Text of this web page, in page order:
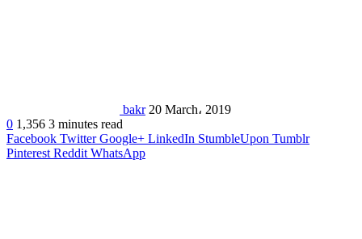
bakr 20 March، 2019
0 1,356 3 minutes read
Facebook Twitter Google+ LinkedIn StumbleUpon Tumblr
Pinterest Reddit WhatsApp